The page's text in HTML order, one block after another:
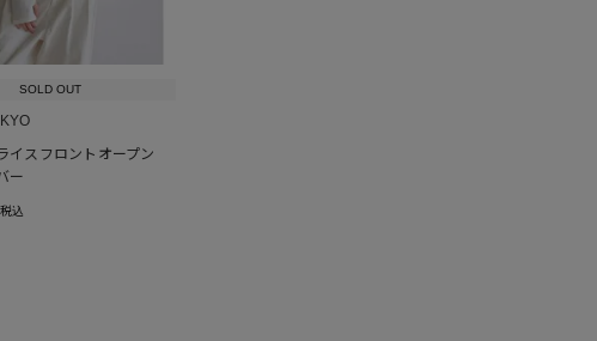
SOLD OUT
イスフロントオープン
ー
税込